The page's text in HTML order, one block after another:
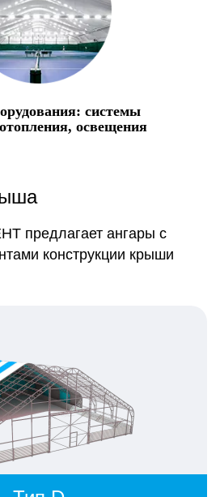
системы
освещения
предлагает ангары с
конструкции крыши